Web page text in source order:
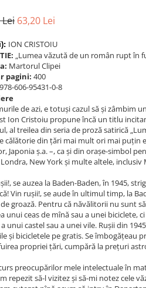
63,20 Lei
ION CRISTOIU
„Lumea văzută de un român rupt în
Martorul Clipei
pagini: 400
978-606-95431-0-8
de azi, e totuşi cazul să şi zâmbim
Ion Cristoiu propune încă un titlu
al treilea din seria de proză satirică
călătorie din ţări mai mult ori mai puţin
Japonia ş.a. –, ca şi din oraşe-simbol
New York şi multe altele,
se auzea la Baden-Baden, în 1945,
Vin ruşii!, se aude în ultimul timp, la
groază. Pentru că năvălitorii nu sunt
unui ceas de mînă sau a unei biciclete,
unui castel sau a unei vile. Ruşii din
şi bicicletele pe gratis. Se îmbogățeau
propriei țări, cumpără la preţuri
preocupărilor mele intelectuale în
repezit să-l vizitez şi să-mi notez cele